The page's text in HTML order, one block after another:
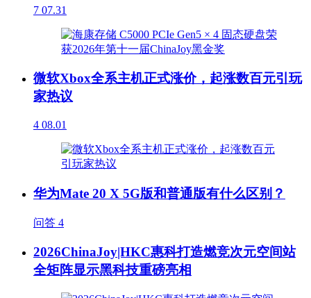
7 07.31
微软Xbox全系主机正式涨价，起涨数百元引玩
家热议
4 08.01
华为Mate 20 X 5G版和普通版有什么区别？
问答 4
2026ChinaJoy|HKC惠科打造燃竞次元空间站
全矩阵显示黑科技重磅亮相